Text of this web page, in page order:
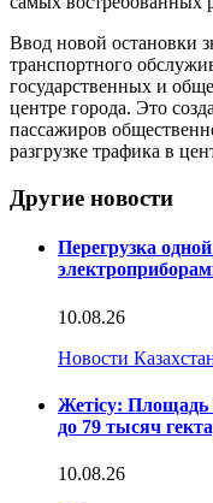
Ввод новой остановки
транспортного
государственных и
центре города. Это
пассажиров
разгрузке трафика в
Другие новости
Перегрузка
10.08.26
Новости
Жетісу: Площадь
до 79 тысяч
10.08.26